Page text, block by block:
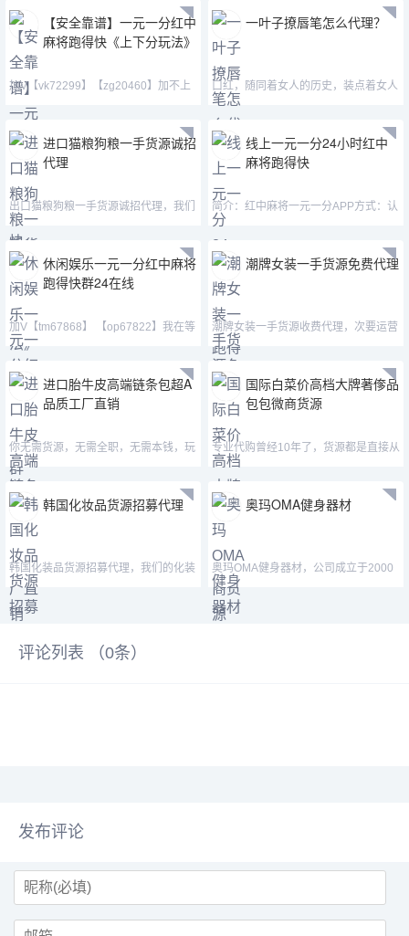
【安全靠谱】一元一分红中
麻将跑得快《上下分玩法》
加V【vk72299】【zg20460】加不上
一叶子撩唇笔怎么代理？
口红，随同着女人的历史，装点着女人
的生活，丰厚着女人的文
进口猫粮狗粮一手货源诚招
代理
出口猫粮狗粮一手货源诚招代理，我们
这里都是原装出口的
线上一元一分24小时红中
麻将跑得快
简介：红中麻将一元一分APP方式：认
准微—mj33656—mimi15
休闲娱乐一元一分红中麻将
跑得快群24在线
加V【tm67868】 【op67822】我在等
一个人，想要打牌的人
潮牌女装一手货源免费代理
潮牌女装一手货源收费代理，次要运营
Converse，KAWS，TNF，KEN
进口胎牛皮高端链条包超A
品质工厂直销
你无需货源，无需全职，无需本钱，玩
玩手机的功夫就能高效的
国际白菜价高档大牌著偧品
包包微商货源
专业代购曾经10年了，货源都是直接从
厂家购置，熟之哪个的
韩国化妆品货源招募代理
韩国化装品货源招募代理，我们的化装
品都是正品，货源都是
奥玛OMA健身器材
奥玛OMA健身器材，公司成立于2000
年，是专业从事健身器材
评论列表 （0条）
发布评论